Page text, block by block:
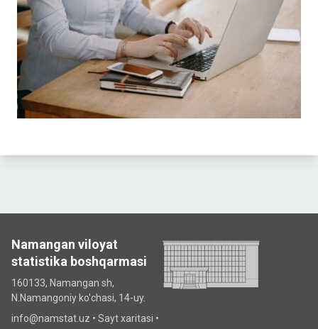
Namangan viloyat
statistika boshqarmasi
160133, Namangan sh,
N.Namangoniy ko'chasi, 14-uy.
info@namstat.uz • Sayt xaritasi •